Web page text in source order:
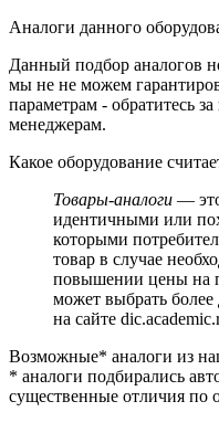
Аналоги данного
Данный подбор аналогов
мы не не можем
параметрам - обратитесь
менеджерам.
Какое оборудование
Товары-аналоги —
идентичными или
которыми
товар в случае
повышении цены на
может выбрать
на сайте
Возможные* аналоги из
* аналоги подбирались
существенные отличия по